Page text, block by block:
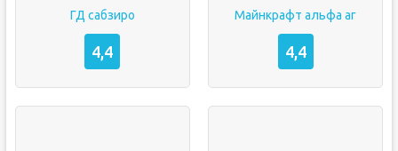
ГД сабзиро
4,4
Майнкрафт альфа аг
4,4